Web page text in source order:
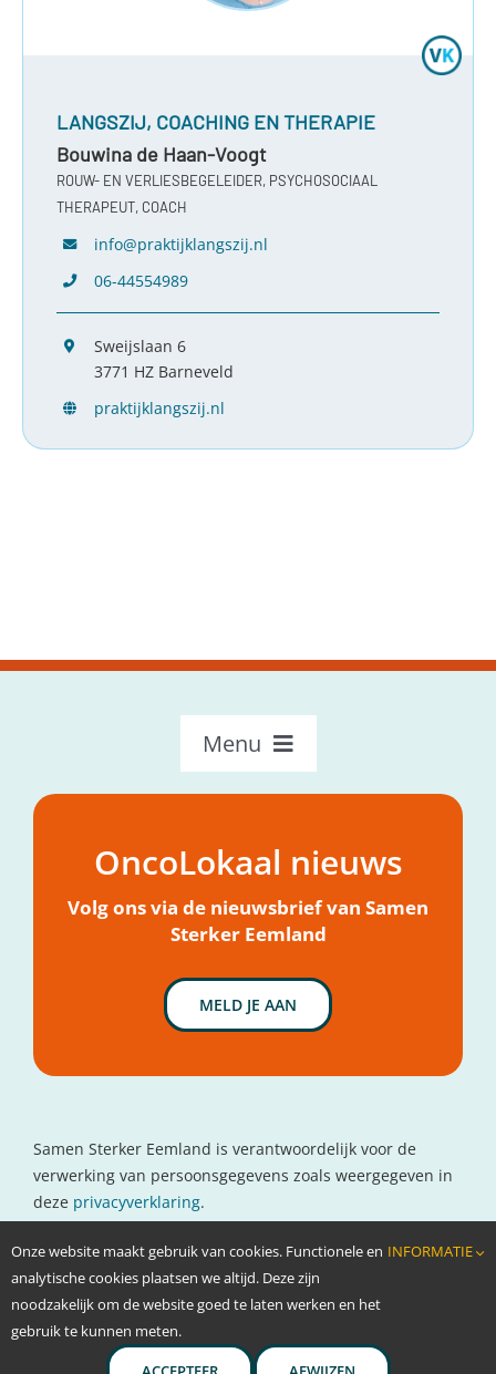
LANGSZIJ, COACHING EN THERAPIE
Bouwina de Haan-Voogt
ROUW- EN VERLIESBEGELEIDER, PSYCHOSOCIAAL
THERAPEUT, COACH
info@praktijklangszij.nl
06-44554989
Sweijslaan 6
3771 HZ Barneveld
praktijklangszij.nl
Menu
OncoLokaal – Home
Mijn hulpvraagOncoLokaal nieuws
Volg ons via de nieuwsbrief van Samen
Sterker Eemland
MELD JE AAN
Samen Sterker Eemland is verantwoordelijk voor de
verwerking van persoonsgegevens zoals weergegeven in
deze privacyverklaring.
Contactgegevens
www.oncolokaal.nl
info@oncolokaal.nl
Onze website maakt gebruik van cookies. Functionele en
analytische cookies plaatsen we altijd. Deze zijn
noodzakelijk om de website goed te laten werken en het
gebruik te kunnen meten.
INFORMATIE